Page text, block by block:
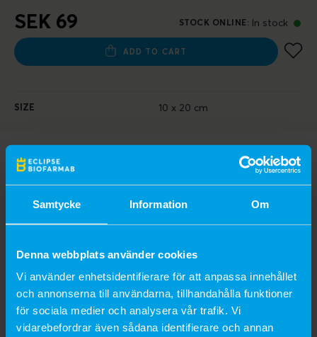
Samtycke Information Om
Denna webbplats använder cookies
Vi använder enhetsidentifierare för att anpassa innehållet
och annonserna till användarna, tillhandahålla funktioner
för sociala medier och analysera vår trafik. Vi
vidarebefordrar även sådana identifierare och annan
SEK 69 STOCK ONLINE: In stock
ADD TO CART
SIZE 10 x 20 cm
PRODUCT DESCRIPTION
Sterile dressing for animals, used for wound cleansing and
dressing changes.
Individually wrapped.
Available in two different sizes.
SPECIFICATIONS